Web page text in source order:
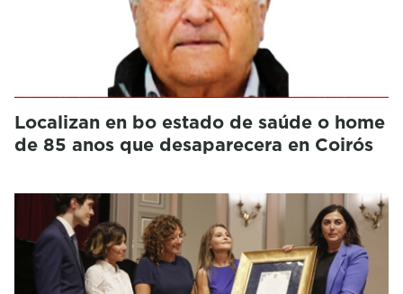
Localizan en bo estado de saúde o home
de 85 anos que desaparecera en Coirós